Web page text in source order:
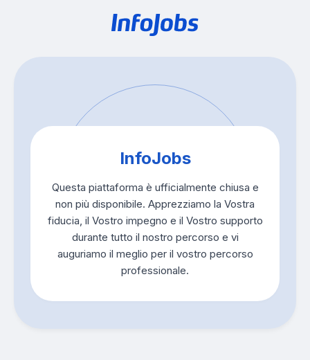
InfoJobs
Questa piattaforma è ufficialmente chiusa e
non più disponibile. Apprezziamo la Vostra
fiducia, il Vostro impegno e il Vostro supporto
durante tutto il nostro percorso e vi
auguriamo il meglio per il vostro percorso
professionale.